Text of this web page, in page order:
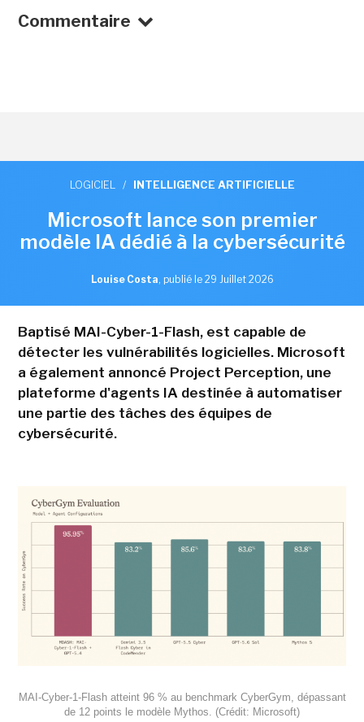
Commentaire
LOGICIEL / INTELLIGENCE ARTIFICIELLE
Microsoft lance son premier
modèle IA dédié à la cybersécurité
Louise Costa, publié le 29 Juillet 2026
Baptisé MAI-Cyber-1-Flash, est capable de
détecter les vulnérabilités logicielles. Microsoft
a également annoncé Project Perception, une
plateforme d'agents IA destinée à automatiser
une partie des tâches des équipes de
cybersécurité.
MAI-Cyber-1-Flash atteint 96 % au benchmark CyberGym, dépassant
de 12 points le modèle Mythos. (Crédit: Microsoft)